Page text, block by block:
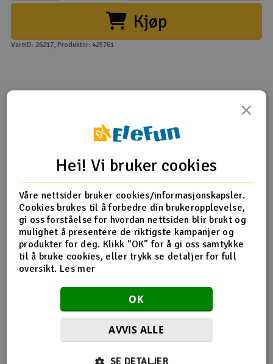
Modellbygging, LEGO & byggesett
Modelljernbane
Radioutstyr
Raketter
Smarthjem, lek & hobby
Solenergi
Sparkesykler & elkjøretøy
Verktøy, utstyr & tilbehør
Kjøp
VareID: 26217, Produktnr: 425761
Produktinformasjon
Motor coupler, collet style/ GS 4x3 SS (with threadlock)
(1)/ wrench, 10mm (2)
Flere detaljer
Produktet er
Reservedeler Traxxas
×
Hei! Vi bruker cookies
Våre nettsider bruker cookies/informasjonskapsler.
Cookies brukes til å forbedre din brukeropplevelse,
gi oss forståelse for hvordan nettsiden blir brukt og
mulighet å presentere de riktigste kampanjer og
produkter for deg. Klikk "OK" for å gi oss samtykke
til å bruke cookies, eller trykk se detaljer for full
oversikt. Les mer
OK
AVVIS ALLE
SE DETALJER